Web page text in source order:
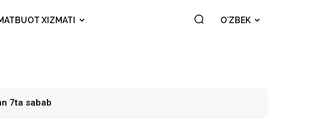
XIZMATI OʻZBEK
7ta sabab